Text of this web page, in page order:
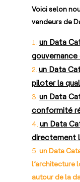
Voici selon
vendeurs de
un Data
un Data
piloterla
un Data
conformité
un Data
directement
un Data
l’architecture
autour de la